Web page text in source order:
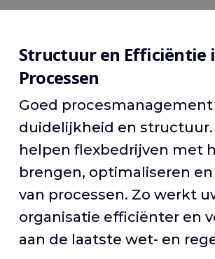
Structuur en Efficiëntie
Processen
Goed
duidelijkheid en structuur.
helpen flexbedrijven met
brengen, optimaliseren
van processen. Zo werkt
organisatie efficiënter en
aan de laatste wet- en